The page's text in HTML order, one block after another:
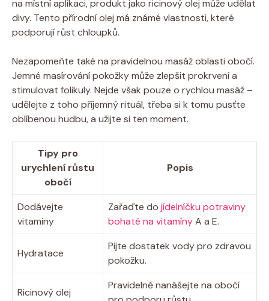
na místní aplikaci, produkt jako ricinový olej může udělat
divy. Tento přírodní olej má známé vlastnosti, které
podporují růst chloupků.
Nezapomeňte také na pravidelnou masáž oblasti obočí.
Jemné masírování pokožky může zlepšit prokrvení a
stimulovat folikuly. Nejde však pouze o rychlou masáž –
udělejte z toho příjemný rituál, třeba si k tomu pusťte
oblíbenou hudbu, a užijte si ten moment.
Tipy pro
urychlení růstu
obočí
Popis
Dodávejte
vitaminy
Zařaďte do jídelníčku potraviny
bohaté na vitamínyA a E.
Hydratace
Pijte dostatek vody pro zdravou
pokožku.
Ricinový olej
Pravidelně nanášejte na obočí